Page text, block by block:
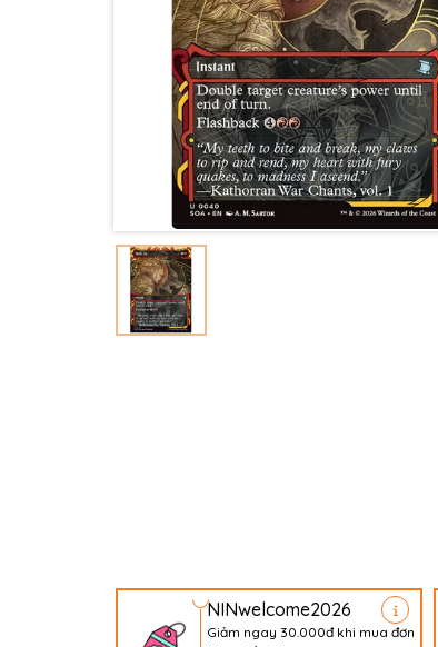
NINwelcome2026
Giảm ngay 30.000đ khi mua đơn